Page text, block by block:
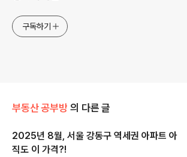
구독하기
부동산 공부방 의 다른 글
2025년 8월, 서울 강동구 역세권 아파트 아
직도 이 가격?!